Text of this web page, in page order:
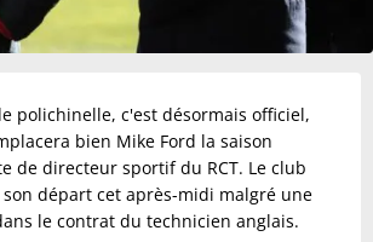
polichinelle, c'est désormais officiel,
bien Mike Ford la saison
de directeur sportif du RCT. Le club
départ cet après-midi malgré une
le contrat du technicien anglais.